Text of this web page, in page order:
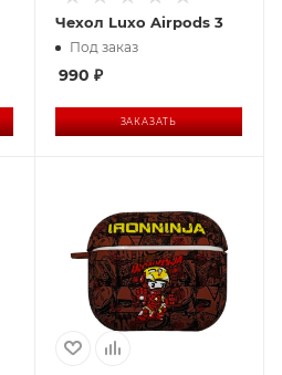
Чехол Luxo Airpods 3
Под заказ
990 ₽
ЗАКАЗАТЬ